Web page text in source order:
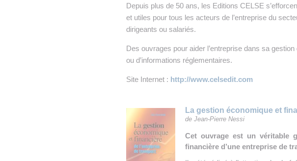
Depuis plus de 50 ans, les Editions CELSE
et utiles pour tous les acteurs de l’entreprise du
dirigeants ou salariés.
Des ouvrages pour aider l’entreprise dans sa
ou d’informations réglementaires.
Site Internet : http://www.celsedit.com
La gestion économique et
de Jean-Pierre Nessi
Cet ouvrage est un véritable
financière d’une entreprise de